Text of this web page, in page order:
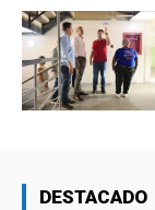
DESTACADO